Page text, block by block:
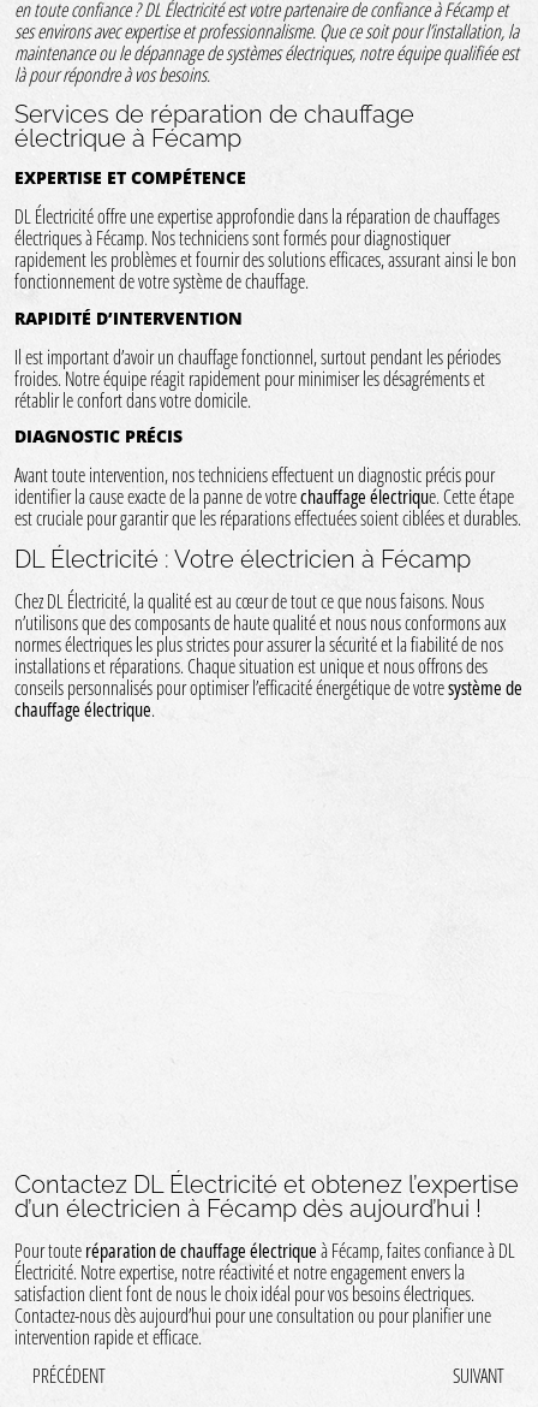
en toute confiance ? DL Électricité est votre partenaire de confiance à Fécamp et
ses environs avec expertise et professionnalisme. Que ce soit pour l’installation, la
maintenance ou le dépannage de systèmes électriques, notre équipe qualifiée est
là pour répondre à vos besoins.
Services de réparation de chauffage
électrique à Fécamp
EXPERTISE ET COMPÉTENCE
DL Électricité offre une expertise approfondie dans laréparation de chauffages
électriquesà Fécamp. Nos techniciens sont formés pour diagnostiquer
rapidement les problèmes et fournir des solutions efficaces, assurant ainsi le bon
fonctionnement de votre système de chauffage.
RAPIDITÉ D’INTERVENTION
Il est important d’avoir un chauffage fonctionnel, surtout pendant les périodes
froides. Notre équipe réagit rapidement pour minimiser les désagréments et
rétablir le confort dans votre domicile.
DIAGNOSTIC PRÉCIS
Avant toute intervention, nos techniciens effectuent un diagnostic précis pour
identifier la cause exacte de la panne de votrechauffage électrique. Cette étape
est cruciale pour garantir que les réparations effectuées soient ciblées et durables.
DL Électricité : Votre électricien à Fécamp
Chez DL Électricité, la qualité est au cœur de tout ce que nous faisons. Nous
n’utilisons que des composants de haute qualité et nous nous conformons aux
normes électriques les plus strictes pour assurer la sécurité et la fiabilité de nos
installations et réparations. Chaque situation est unique et nous offrons des
conseils personnalisés pour optimiser l’efficacité énergétique de votresystème de
chauffage électrique.
Contactez DL Électricité et obtenez l’expertise
d’un électricien à Fécamp dès aujourd’hui !
Pour touteréparation de chauffage électriqueà Fécamp, faites confiance à DL
Électricité. Notre expertise, notre réactivité et notre engagement envers la
satisfaction client font de nous le choix idéal pour vos besoins électriques.
Contactez-nous dès aujourd’hui pour une consultation ou pour planifier une
intervention rapide et efficace.
PRÉCÉDENT
SUIVANT